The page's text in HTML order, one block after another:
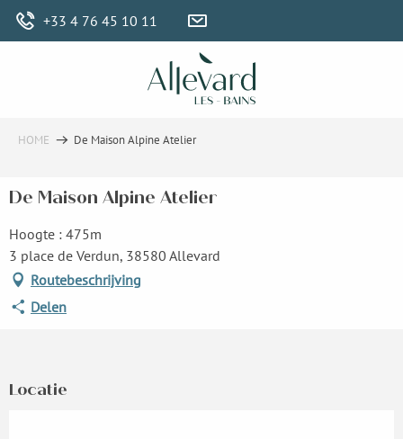
Aller
+33 4 76 45 10 11
HOME De Maison Alpine Atelier
De Maison Alpine Atelier
Hoogte : 475m
3 place de Verdun, 38580 Allevard
Routebeschrijving
Delen
Locatie